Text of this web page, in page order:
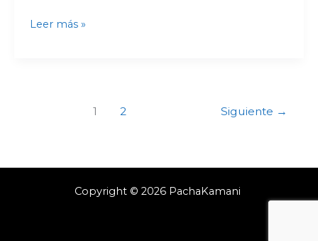
Leer más »
1 2 Siguiente →
Copyright © 2026 PachaKamani